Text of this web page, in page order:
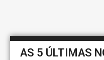
AS 5 ÚLTIMAS